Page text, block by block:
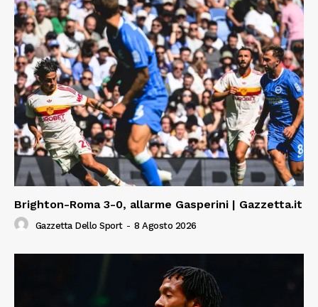
Brighton-Roma 3-0, allarme Gasperini | Gazzetta.it
Gazzetta Dello Sport - 8 Agosto 2026